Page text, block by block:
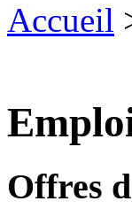
Accueil
Offres